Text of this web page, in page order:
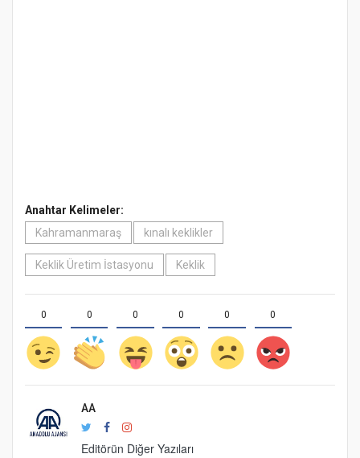
Anahtar Kelimeler:
Kahramanmaraş
kınalı keklikler
Keklik Üretim İstasyonu Keklik
0 0 0 0 0 0
AA
Editörün Diğer Yazıları